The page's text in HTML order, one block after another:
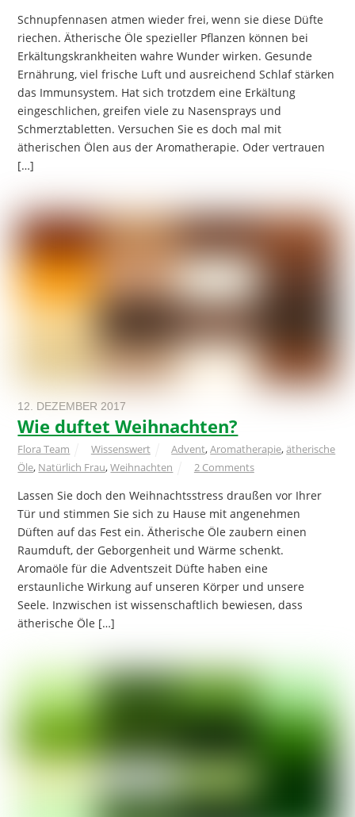
Schnupfennasen atmen wieder frei, wenn sie diese Düfte
riechen. Ätherische Öle spezieller Pflanzen können bei
Erkältungskrankheiten wahre Wunder wirken. Gesunde
Ernährung, viel frische Luft und ausreichend Schlaf stärken
das Immunsystem. Hat sich trotzdem eine Erkältung
eingeschlichen, greifen viele zu Nasensprays und
Schmerztabletten. Versuchen Sie es doch mal mit
ätherischen Ölen aus der Aromatherapie. Oder vertrauen
[…]
12. DEZEMBER 2017
Wie duftet Weihnachten?
Flora Team Wissenswert Advent,Aromatherapie,ätherische
Öle, Natürlich Frau,Weihnachten 2 Comments
Lassen Sie doch den Weihnachtsstress draußen vor Ihrer
Tür und stimmen Sie sich zu Hause mit angenehmen
Düften auf das Fest ein. Ätherische Öle zaubern einen
Raumduft, der Geborgenheit und Wärme schenkt.
Aromaöle für die Adventszeit Düfte haben eine
erstaunliche Wirkung auf unseren Körper und unsere
Seele. Inzwischen ist wissenschaftlich bewiesen, dass
ätherische Öle […]